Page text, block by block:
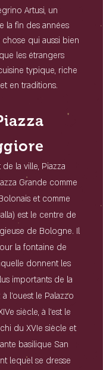
Artusi, un
la fin des années
qui aussi bien
les étrangers
typique, riche
en traditions.
la ville, Piazza
Grande comme
et comme
est le centre de
de Bologne. Il
la fontaine de
donnent les
importants de la
l'ouest le Palazzo
siècle, à l'est le
du XVIe siècle et
basilique San
lequel se dresse